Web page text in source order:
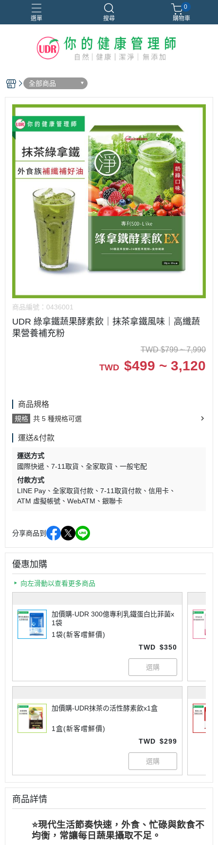
選單 搜尋
0
購物車
全部商品
商品編號： 0436001
UDR 綠拿鐵蔬果酵素飲｜抹茶拿鐵風味｜高纖蔬
果營養補充粉
TWD $799 ~ 7,990
TWD $499 ~ 3,120
商品規格
規格 共 5 種規格可選
運送&付款
運送方式
國際快遞
7-11取貨 全家取貨
一般宅配
付款方式
LINE Pay
全家取貨付款 7-11取貨付款
信用卡
ATM 虛擬帳號
WebATM 銀聯卡
分享商品到
優惠加購
向左滑動以查看更多商品
加價購-UDR 300億專利乳鐵蛋白比菲菌x
1袋
1袋(新客嚐鮮價)
TWD $350
加價購-UDR抹茶の活性酵素飲x1盒
1盒(新客嚐鮮價)
TWD $299
商品詳情
⭐️現代生活節奏快速，外食、忙碌與飲食不
均衡，常讓每日蔬果攝取不足。